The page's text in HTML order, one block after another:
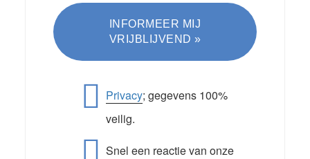
Privacy; gegevens 100%
veilig.
Snel een reactie van onze